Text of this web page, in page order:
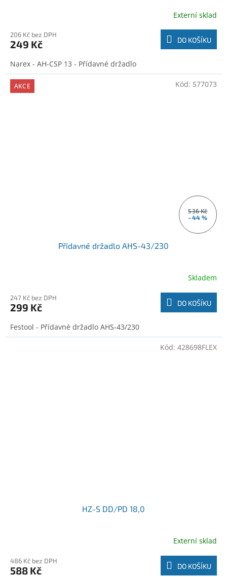
Externí sklad
206 Kč bez DPH
249 Kč DO KOŠÍKU
Narex - AH-CSP 13 - Přídavné držadlo
AKCE
536 Kč
–44 %
Přídavné držadlo AHS-43/230
Skladem
247 Kč bez DPH
299 Kč DO KOŠÍKU
Festool - Přídavné držadlo AHS-43/230
Kód: 577073
HZ-S DD/PD 18,0
Externí sklad
486 Kč bez DPH
588 Kč DO KOŠÍKU
Kód: 428698FLEX